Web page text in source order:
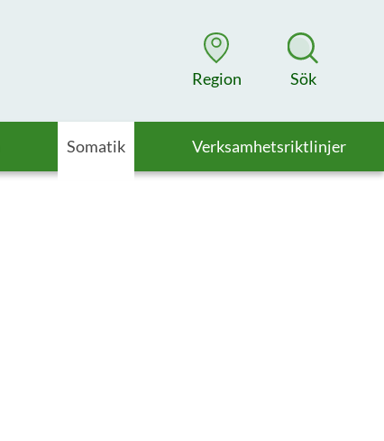
Region Sök
Somatik Verksamhetsriktlinjer